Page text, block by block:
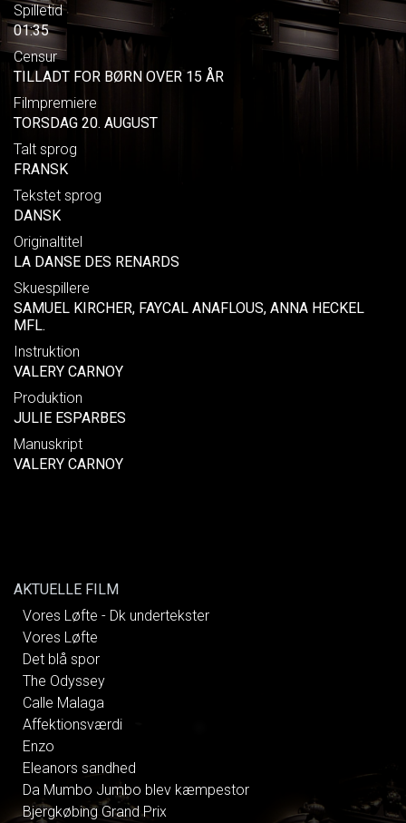
Spilletid
01:35
Censur
TILLADT FOR BØRN OVER 15 ÅR
Filmpremiere
TORSDAG 20. AUGUST
Talt sprog
FRANSK
Tekstet sprog
DANSK
Originaltitel
LA DANSE DES RENARDS
Skuespillere
SAMUEL KIRCHER, FAYCAL ANAFLOUS, ANNA HECKEL
MFL.
Instruktion
VALERY CARNOY
Produktion
JULIE ESPARBES
Manuskript
VALERY CARNOY
AKTUELLE FILM
Vores Løfte - Dk undertekster
Vores Løfte
Det blå spor
The Odyssey
Calle Malaga
Affektionsværdi
Enzo
Eleanors sandhed
Da Mumbo Jumbo blev kæmpestor
Bjergkøbing Grand Prix